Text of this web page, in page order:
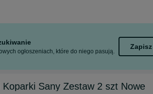
ogłoszeniach, które do niego pasują.
Zapisz
Sany Zestaw 2 szt Nowe